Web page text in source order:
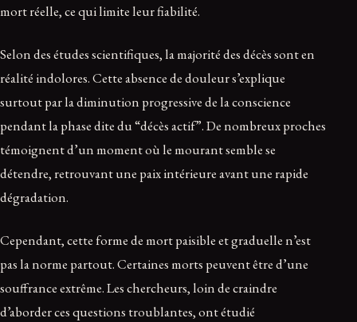
mort réelle, ce qui limite leur fiabilité.
Selon des études scientifiques, la majorité des décès sont en
réalité indolores. Cette absence de douleur s’explique
surtout par la diminution progressive de la conscience
pendant la phase dite du “décès actif”. De nombreux proches
témoignent d’un moment où le mourant semble se
détendre, retrouvant une paix intérieure avant une rapide
dégradation.
Cependant, cette forme de mort paisible et graduelle n’est
pas la norme partout. Certaines morts peuvent être d’une
souffrance extrême. Les chercheurs, loin de craindre
d’aborder ces questions troublantes, ont étudié